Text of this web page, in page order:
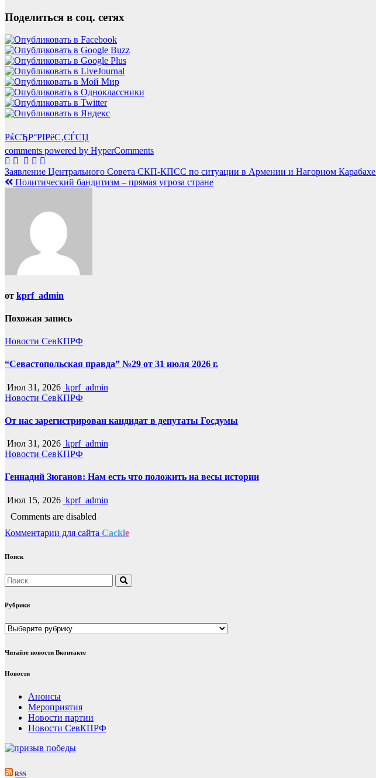
Поделиться в соц. сетях
РќСЂР°РІРёС‚СЃСЏ
comments powered by HyperComments
Навигация
по
Заявление Центрального Совета СКП-КПСС по ситуации в Армении и Нагорном Карабахе
Политический бандитизм – прямая угроза стране
от kprf_admin
Похожая запись
Новости СевКПРФ
“Севастопольская правда” №29 от 31 июля 2026 г.
Июл 31, 2026 kprf_admin
Новости СевКПРФ
От нас зарегистрирован кандидат в депутаты Госдумы
Июл 31, 2026 kprf_admin
Новости СевКПРФ
Геннадий Зюганов: Нам есть что положить на весы истории
Июл 15, 2026 kprf_admin
Comments are disabled
Комментарии для сайта Cackle
Поиск
Рубрики
Рубрики
Читайте новости Вконтакте
Новости
Анонсы
Мероприятия
Новости партии
Новости СевКПРФ
RSS